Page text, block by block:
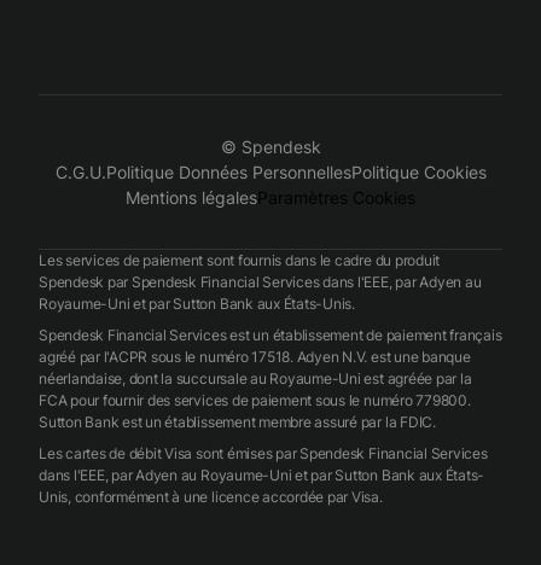
© Spendesk
C.G.U.Politique Données PersonnellesPolitique Cookies
Mentions légalesParamètres Cookies
Les services de paiement sont fournis dans le cadre du produit
Spendesk par Spendesk Financial Services dans l'EEE, par Adyen au
Royaume-Uni et par Sutton Bank aux États-Unis.
Spendesk Financial Services est un établissement de paiement français
agréé par l'ACPR sous le numéro 17518. Adyen N.V. est une banque
néerlandaise, dont la succursale au Royaume-Uni est agréée par la
FCA pour fournir des services de paiement sous le numéro 779800.
Sutton Bank est un établissement membre assuré par la FDIC.
Les cartes de débit Visa sont émises par Spendesk Financial Services
dans l'EEE, par Adyen au Royaume-Uni et par Sutton Bank aux États-
Unis, conformément à une licence accordée par Visa.